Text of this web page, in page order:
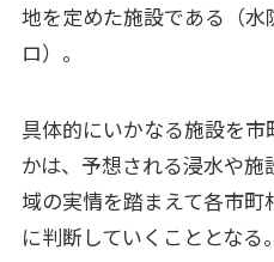
地を定めた施設である（
ロ）。
具体的にいかなる施設を
かは、予想される浸水や
域の実情を踏まえて各市
に判断していくこととなる